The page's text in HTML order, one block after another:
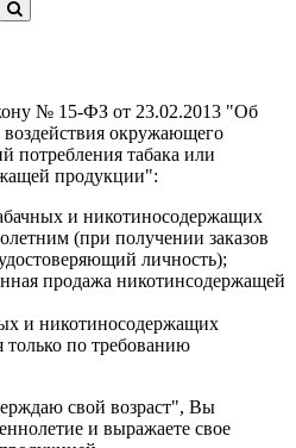
№ 15-ФЗ от 23.02.2013 "Об
воздействия окружающего
потребления табака или
продукции":
и никотиносодержащих
(при получении заказов
личность);
продажа никотинсодержащей
и никотиносодержащих
только по требованию
свой возраст", Вы
и выражаете свое